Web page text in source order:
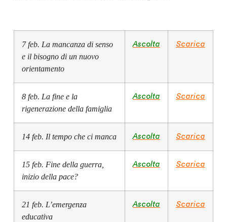
7 feb. La mancanza di senso
e il bisogno di un nuovo
orientamento
Ascolta Scarica
8 feb. La fine e la
rigenerazione della famiglia
Ascolta Scarica
14 feb. Il tempo che ci manca Ascolta Scarica
15 feb. Fine della guerra,
inizio della pace?
Ascolta Scarica
21 feb. L’emergenza
educativa
Ascolta Scarica